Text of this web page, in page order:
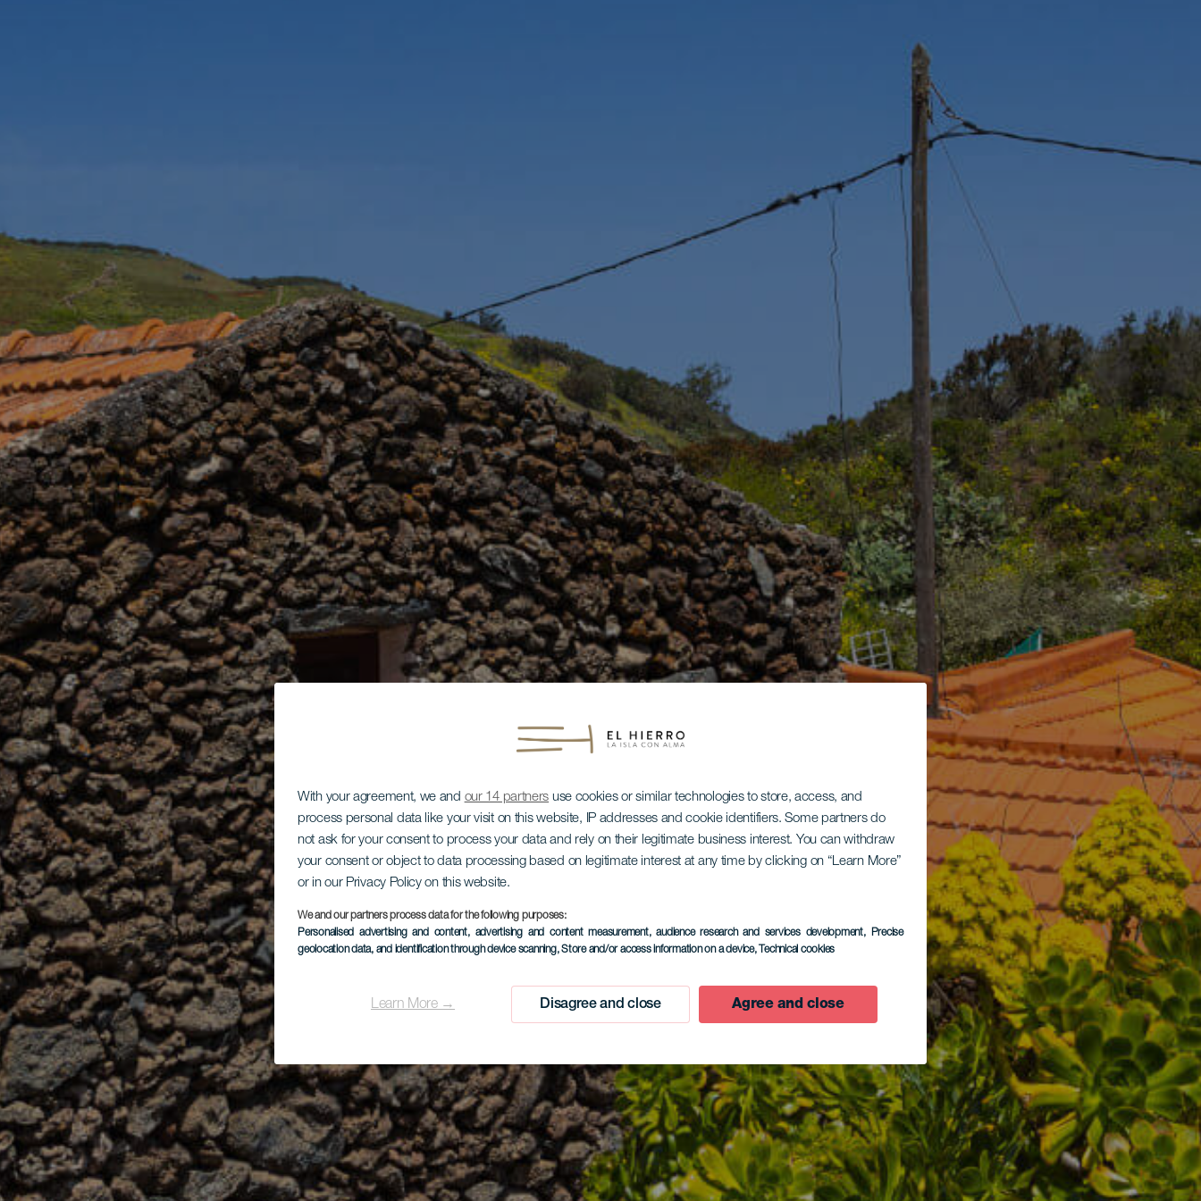
With your agreement, we and our 14 partners use cookies or similar technologies to store, access, and
process personal data like your visit on this website, IP addresses and cookie identifiers. Some partners do
not ask for your consent to process your data and rely on their legitimate business interest. You can withdraw
your consent or object to data processing based on legitimate interest at any time by clicking on “Learn More”
or in our Privacy Policy on this website.
We and our partners process data for the following purposes:
Personalised advertising and content, advertising and content measurement, audience research and services development, Precise
geolocation data, and identification through device scanning, Store and/or access information on a device, Technical cookies
Learn More → Disagree and close Agree and close